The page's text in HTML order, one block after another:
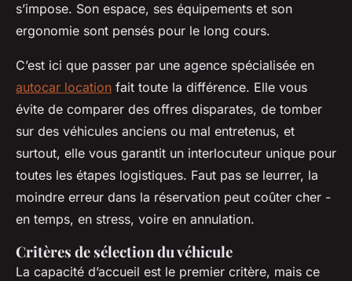
s’impose. Son espace, ses équipements et son
ergonomie sont pensés pour le long cours.
C’est ici que passer par une agence spécialisée en
autocar location fait toute la différence. Elle vous
évite de comparer des offres disparates, de tomber
sur des véhicules anciens ou mal entretenus, et
surtout, elle vous garantit un interlocuteur unique pour
toutes les étapes logistiques. Faut pas se leurrer, la
moindre erreur dans la réservation peut coûter cher -
en temps, en stress, voire en annulation.
Critères de sélection du véhicule
La capacité d’accueil est le premier critère, mais ce